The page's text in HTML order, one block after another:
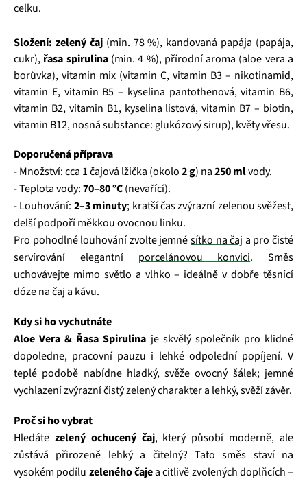
celku.
Složení: zelený čaj(min. 78 %), kandovaná papája (papája,
cukr), řasa spirulina(min. 4 %), přírodní aroma (aloe vera a
borůvka), vitamin mix (vitamin C, vitamin B3 – nikotinamid,
vitamin E, vitamin B5 – kyselina pantothenová, vitamin B6,
vitamin B2, vitamin B1, kyselina listová, vitamin B7 – biotin,
vitamin B12, nosná substance: glukózový sirup), květy vřesu.
Doporučená příprava
- Množství: cca 1 čajová lžička (okolo2 g) na250 mlvody.
- Teplota vody:70–80 °C(nevařící).
- Louhování: 2–3 minuty; kratší čas zvýrazní zelenou svěžest,
delší podpoří měkkou ovocnou linku.
Pro pohodlné louhování zvolte jemnésítko na čaj a pro čisté
servírování elegantní porcelánovou konvici. Směs
uchovávejte mimo světlo a vlhko – ideálně v dobře těsnící
dóze na čaj a kávu.
Kdy si ho vychutnáte
Aloe Vera & Řasa Spirulina je skvělý společník pro klidné
dopoledne, pracovní pauzu i lehké odpolední popíjení. V
teplé podobě nabídne hladký, svěže ovocný šálek; jemné
vychlazení zvýrazní čistý zelený charakter a lehký, svěží závěr.
Proč si ho vybrat
Hledáte zelený ochucený čaj, který působí moderně, ale
zůstává přirozeně lehký a čitelný? Tato směs staví na
vysokém podílu zeleného čajea citlivě zvolených doplňcích –